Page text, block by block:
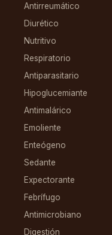
Antirreumático
Diurético
Nutritivo
Respiratorio
Antiparasitario
Hipoglucemiante
Antimalárico
Emoliente
Enteógeno
Sedante
Expectorante
Febrífugo
Antimicrobiano
Digestión